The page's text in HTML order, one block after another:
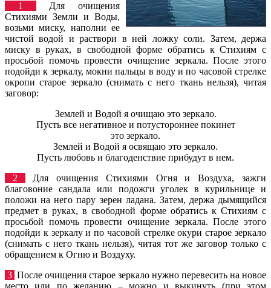
1
Для очищения
Стихиями Земли и Воды,
возьми миску, наполни ее
чистой водой и раствори в ней ложку соли. Затем, держа
миску в руках, в свободной форме обратись к Стихиям с
просьбой помочь провести очищение зеркала. После этого
подойди к зеркалу, мокни пальцы в воду и по часовой стрелке
окропи старое зеркало (снимать с него ткань нельзя), читая
заговор:
Землей и Водой я очищаю это зеркало.
Пусть все негативное и потустороннее покинет
это зеркало.
Землей и Водой я освящаю это зеркало.
Пусть любовь и благоденствие прибудут в нем.
2
Для очищения Стихиями Огня и Воздуха, зажги
благовоние сандала или подожги уголек в курильнице и
положи на него пару зерен ладана. Затем, держа дымящийся
предмет в руках, в свободной форме обратись к Стихиям с
просьбой помочь провести очищение зеркала. После этого
подойди к зеркалу и по часовой стрелке окури старое зеркало
(снимать с него ткань нельзя), читая тот же заговор только с
обращением к Огню и Воздуху.
3 После очищения старое зеркало нужно перевесить на новое
место или по желанию – можно и выкинуть (при этом